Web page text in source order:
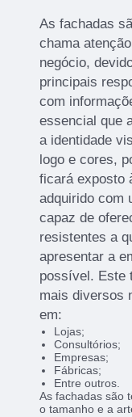
As fachadas
chama
negócio,
principais
com
essencial que
a identidade
logo e cores,
ficará exposto
adquirido com
capaz de
resistentes a
apresentar a
possível. Este
mais diversos
em:
Lojas;
Consultórios;
Empresas;
Fábricas;
Entre outros.
As fachadas são
o tamanho e a